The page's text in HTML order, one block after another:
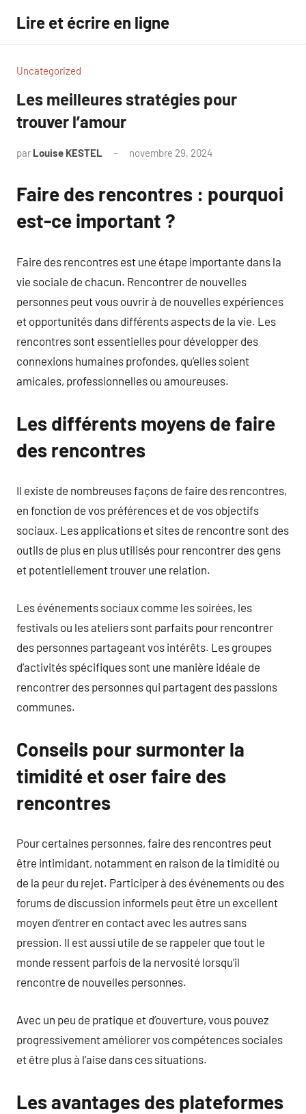
contenu
Lire et écrire en ligne
Uncategorized
Les meilleures stratégies pour
trouver l’amour
par Louise KESTEL novembre 29, 2024
Faire des rencontres : pourquoi
est-ce important ?
Faire des rencontres est une étape importante dans la
vie sociale de chacun. Rencontrer de nouvelles
personnes peut vous ouvrir à de nouvelles expériences
et opportunités dans différents aspects de la vie. Les
rencontres sont essentielles pour développer des
connexions humaines profondes, qu’elles soient
amicales, professionnelles ou amoureuses.
Les différents moyens de faire
des rencontres
Il existe de nombreuses façons de faire des rencontres,
en fonction de vos préférences et de vos objectifs
sociaux. Les applications et sites de rencontre sont des
outils de plus en plus utilisés pour rencontrer des gens
et potentiellement trouver une relation.
Les événements sociaux comme les soirées, les
festivals ou les ateliers sont parfaits pour rencontrer
des personnes partageant vos intérêts. Les groupes
d’activités spécifiques sont une manière idéale de
rencontrer des personnes qui partagent des passions
communes.
Conseils pour surmonter la
timidité et oser faire des
rencontres
Pour certaines personnes, faire des rencontres peut
être intimidant, notamment en raison de la timidité ou
de la peur du rejet. Participer à des événements ou des
forums de discussion informels peut être un excellent
moyen d’entrer en contact avec les autres sans
pression. Il est aussi utile de se rappeler que tout le
monde ressent parfois de la nervosité lorsqu’il
rencontre de nouvelles personnes.
Avec un peu de pratique et d’ouverture, vous pouvez
progressivement améliorer vos compétences sociales
et être plus à l’aise dans ces situations.
Les avantages des plateformes